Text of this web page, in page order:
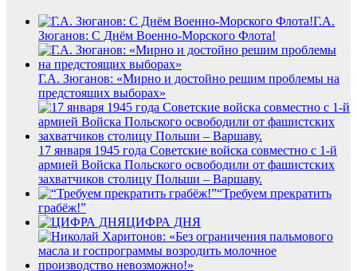
Г.А.
Зюганов: С Днём Военно-Морского Флота!
Г.А. Зюганов: «Мирно и достойно решим проблемы на
предстоящих выборах»
17 января 1945 года Советские войска совместно с 1-й
армией Войска Польского освободили от фашистских
захватчиков столицу Польши – Варшаву.
“Требуем прекратить
грабёж!”
ЦИФРА ДНЯ